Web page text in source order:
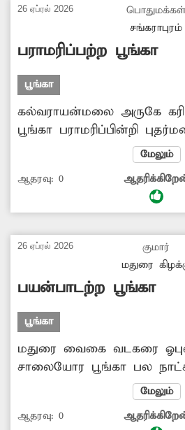
சேதமடைந்த உபகரணங்களை
26 ஏப்ரல் 2026
பொதுமக்கள்
சங்கராபுரம்
பராமரிப்பற்ற பூங்கா
பூங்கா
கல்வராயன்மலை அருகே
பூங்கா பராமரிப்பின்றி
இதனால் அங்கு செல்லும்
பெரும் ஏமாற்றம் அடைந்து
தவிர்க்க அதிகாரிகள் உரிய
வேண்டும் என பொதுமக்கள்
மேலும்
ஆதரவு: 0
26 ஏப்ரல் 2026
குமார்
மதுரை
பயன்பாடற்ற பூங்கா
பூங்கா
மதுரை வைகை வடகரை
சாலையோர பூங்கா பல
பராமரிப்பின்றி பூட்டிய
மேலும் இப்பூங்காவின்
மண்டியும், குப்பைகள்
மேலும்
ஆதரவு: 0